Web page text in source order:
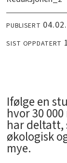
PUBLISERT
SIST OPPDATERT
Ifølge en
hvor 30
har deltatt,
økologisk
mye.